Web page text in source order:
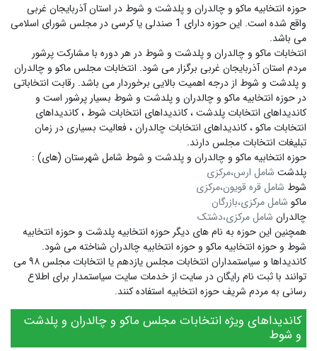
حوزه انتخابیه ماکو و چالدران و پلدشت و شوط در استان آذربایجان غربی
واقع شده است. این حوزه دارای 1 صندلی یا کرسی در مجلس شورای اسلامی
می باشد.
انتخابات ماکو و چالدران و پلدشت و شوط در هر دوره با مشارکت پرشور
مردم استان آذربایجان غربی برگزار می شود. انتخابات مجلس ماکو و چالدران
و پلدشت و شوط از درجه اهمیت بالایی برخوردار می باشد. رقابت انتخاباتی
در حوزه انتخابیه ماکو و چالدران و پلدشت و شوط بسیار پرشور است و
کاندیداهای انتخابات پلدشت ،کاندیداهای انتخابات شوط ،کاندیداهای
انتخابات ماکو ،کاندیداهای انتخابات چالدران ،فعالیت بسیاری در زمان
تبلیغات انتخابات مجلس دارند.
حوزه انتخابیه ماکو و چالدران و پلدشت و شوط شامل شهرستان (های) :
پلدشت شامل ارس،مرکزی
شوط شامل قره قویون،مرکزی
ماکو شامل مرکزی،بازرگان
چالدران شامل مرکزی،دشتک
همچنین این حوزه به نام های دیگر حوزه انتخابیه پلدشت و حوزه انتخابیه
شوط و حوزه انتخابیه ماکو و حوزه انتخابیه چالدران شناخته می شود.
کاندیداها و سیاستمداران انتخابات مجلس یازدهم یا انتخابات مجلس ۹۸ می
توانند با ثبت نام رایگان در سایت از خدمات سایت سیاستمدار برای اطلاع
رسانی به مردم شریف حوزه انتخابیه استفاده کنند.
کاندیداهای ویژه انتخابات مجلس ماکو و چالدران و پلدشت
و شوط